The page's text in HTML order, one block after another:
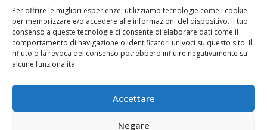
Per offrire le migliori esperienze, utilizziamo tecnologie come i cookie
per memorizzare e/o accedere alle informazioni del dispositivo. Il tuo
consenso a queste tecnologie ci consente di elaborare dati come il
comportamento di navigazione o identificatori univoci su questo sito. Il
rifiuto o la revoca del consenso potrebbero influire negativamente su
alcune funzionalità.
Accettare
Negare
ULTIMI POST SUL NOSTRO BLOG
Nueva versión ISP Gestión 6.01
Nueva versión ISP Gestión 6.0
Nuova versione ISP Management 5.13